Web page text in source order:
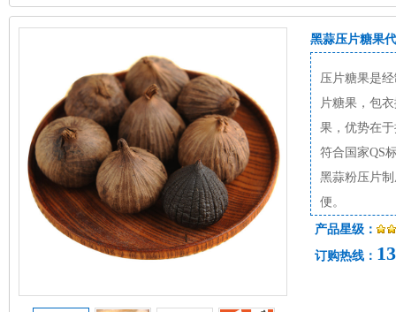
黑蒜压片糖果
压片糖果是
片糖果，包
果，优势在
符合国家QS
黑蒜粉压片
便。
产品星级：
订购热线：